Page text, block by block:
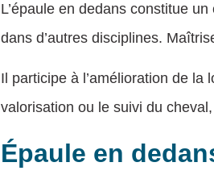
L’épaule en dedans constitue
dans d’autres disciplines.
Il participe à l’amélioration de la
valorisation ou le suivi du
Épaule en